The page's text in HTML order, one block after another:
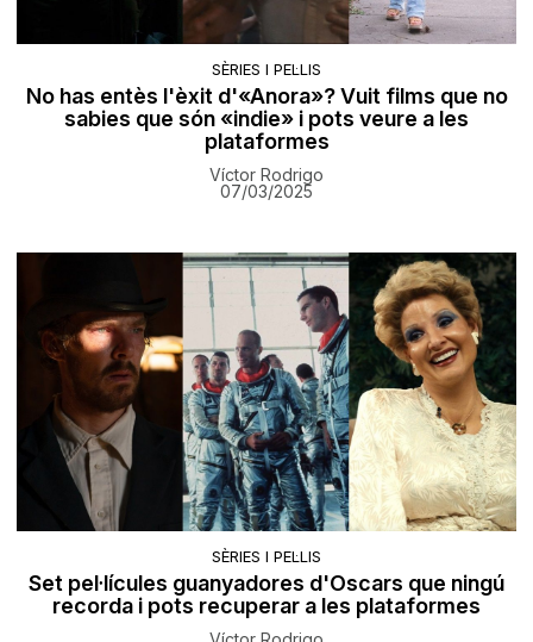
SÈRIES I PEL·LIS
No has entès l'èxit d'«Anora»? Vuit films que no
sabies que són «indie» i pots veure a les
plataformes
Víctor Rodrigo
07/03/2025
SÈRIES I PEL·LIS
Set pel·lícules guanyadores d'Oscars que ningú
recorda i pots recuperar a les plataformes